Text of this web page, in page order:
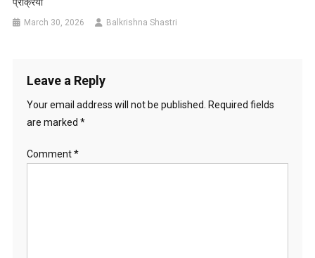
March 30, 2026 Balkrishna Shastri
Leave a Reply
Your email address will not be published.
Required fields
are marked *
Comment*